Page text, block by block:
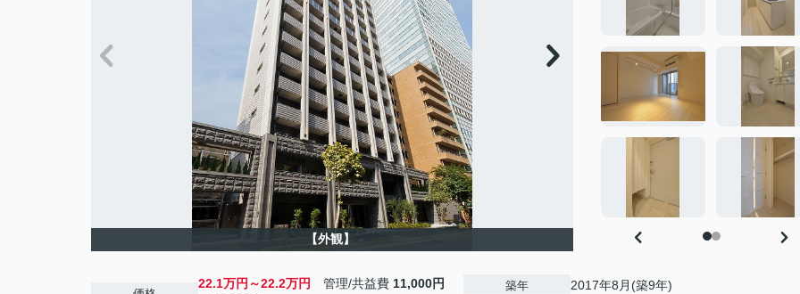
【外観】
22.1万円～22.2万円 管理/共益費 11,000円
築年 2017年8月(築9年)